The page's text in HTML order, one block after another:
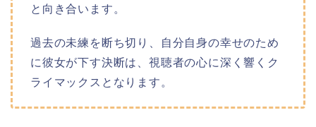
と向き合います。
過去の未練を断ち切り、自分自身の幸せのため
に彼女が下す決断は、視聴者の心に深く響くク
ライマックスとなります。